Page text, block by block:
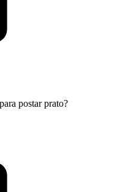
postar prato?